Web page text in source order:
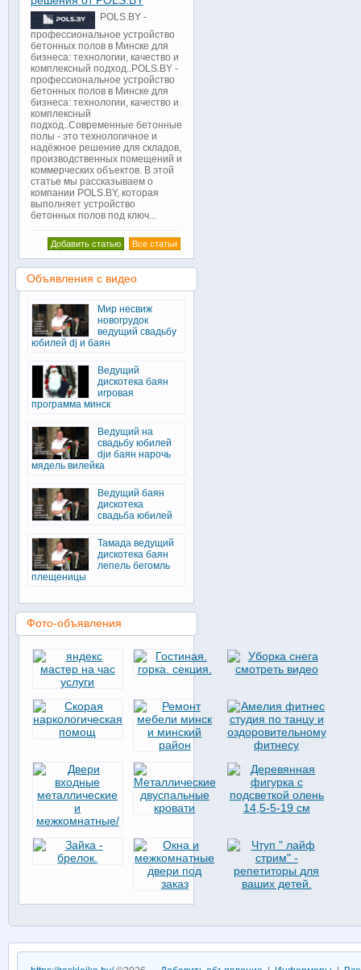
POLS.BY -
профессиональное устройство
бетонных полов в Минске для
бизнеса: технологии, качество и
комплексный подход..POLS.BY -
профессиональное устройство
бетонных полов в Минске для
бизнеса: технологии, качество и
комплексный
подход..Современные бетонные
полы - это технологичное и
надёжное решение для складов,
производственных помещений и
коммерческих объектов. В этой
статье мы рассказываем о
компании POLS.BY, которая
выполняет устройство
бетонных полов под ключ...
Все статьи
Добавить статью
Объявления с видео
Мир несвиж
новогрудок
ведущий свадьбу
юбилей dj и баян
Ведущий
дискотека баян
игровая
программа минск
Ведущий на
свадьбу юбилей
djи баян нарочь
мядель вилейка
Ведущий баян
дискотека
свадьба юбилей
Тамада ведущий
дискотека баян
лепель бегомль
плещеницы
Фото-объявления